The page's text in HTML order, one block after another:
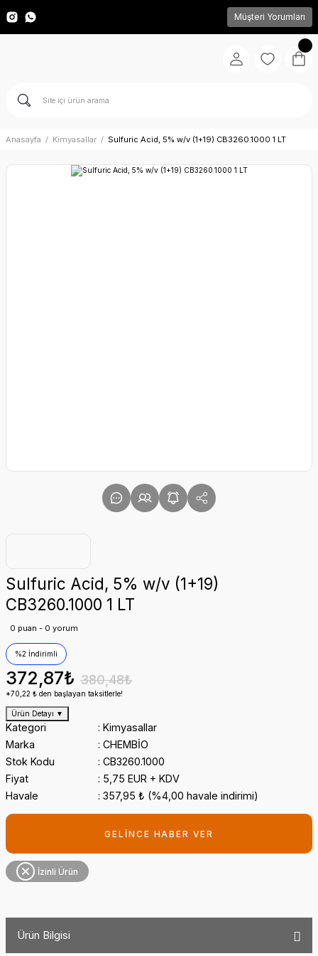
Müşteri Yorumları
Anasayfa Kimyasallar Sulfuric Acid, 5% w/v (1+19) CB3260.1000 1 LT
Sulfuric Acid, 5% w/v (1+19)
CB3260.1000 1 LT
0 puan - 0 yorum
%2 İndirimli
372,87₺ 380,48₺
*70,22 ₺ den başlayan taksitlerle!
Ürün Detayı ▼
Kategori
Kimyasallar
Marka
CHEMBİO
Stok Kodu
CB3260.1000
Fiyat
5,75 EUR + KDV
Havale
357,95 ₺ (%4,00 havale indirimi)
GELİNCE HABER VER
İzinli Ürün
Ürün Bilgisi